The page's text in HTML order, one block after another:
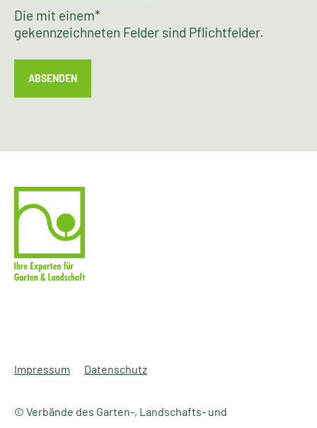
Die mit einem*
gekennzeichneten Felder sind Pflichtfelder.
ABSENDEN
© Verbände des Garten-, Landschafts- und
Impressum Datenschutz